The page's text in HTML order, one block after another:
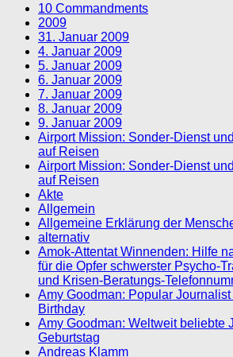
10 Commandments
2009
31. Januar 2009
4. Januar 2009
5. Januar 2009
6. Januar 2009
7. Januar 2009
8. Januar 2009
9. Januar 2009
Airport Mission: Sonder-Dienst
auf Reisen
Airport Mission: Sonder-Dienst
auf Reisen
Akte
Allgemein
Allgemeine Erklärung der
alternativ
Amok-Attentat Winnenden: Hilfe
für die Opfer schwerster Psycho-
und Krisen-Beratungs-
Amy Goodman: Popular
Birthday
Amy Goodman: Weltweit beliebte
Geburtstag
Andreas Klamm